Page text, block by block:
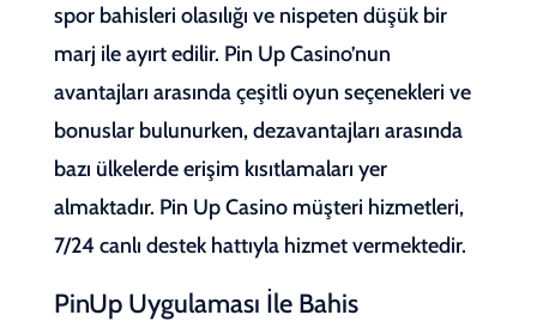
spor bahisleri olasılığı ve nispeten düşük bir
marj ile ayırt edilir. Pin Up Casino’nun
avantajları arasında çeşitli oyun seçenekleri ve
bonuslar bulunurken, dezavantajları arasında
bazı ülkelerde erişim kısıtlamaları yer
almaktadır. Pin Up Casino müşteri hizmetleri,
7/24 canlı destek hattıyla hizmet vermektedir.
PinUp Uygulaması İle Bahis